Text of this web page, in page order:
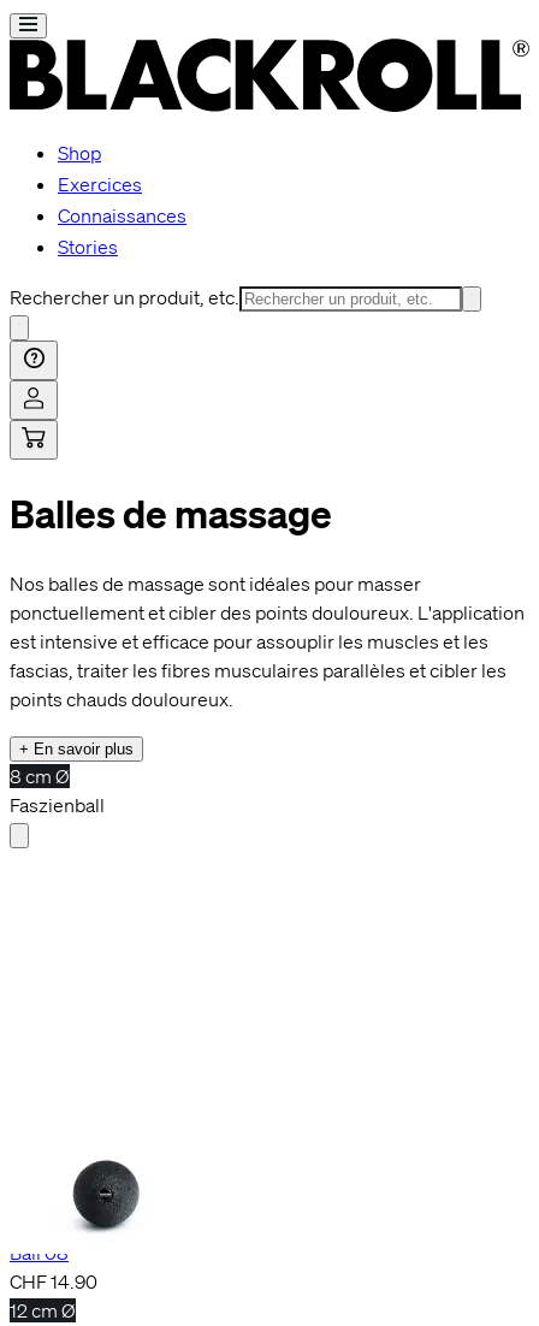
Shop
Exercices
Connaissances
Stories
Rechercher un produit, etc.
Balles de massage
Nos balles de massage sont idéales pour masser
ponctuellement et cibler des points douloureux. L'application
est intensive et efficace pour assouplir les muscles et les
fascias, traiter les fibres musculaires parallèles et cibler les
points chauds douloureux.
+ En savoir plus
8 cm Ø
Faszienball
Ball 08
CHF 14.90
12 cm Ø